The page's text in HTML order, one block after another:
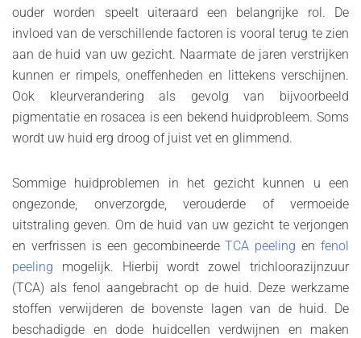
ouder worden speelt uiteraard een belangrijke rol. De
invloed van de verschillende factoren is vooral terug te zien
aan de huid van uw gezicht. Naarmate de jaren verstrijken
kunnen er rimpels, oneffenheden en littekens verschijnen.
Ook kleurverandering als gevolg van bijvoorbeeld
pigmentatie en rosacea is een bekend huidprobleem. Soms
wordt uw huid erg droog of juist vet en glimmend.
Sommige huidproblemen in het gezicht kunnen u een
ongezonde, onverzorgde, verouderde of vermoeide
uitstraling geven. Om de huid van uw gezicht te verjongen
en verfrissen is een gecombineerdeTCA peeling en fenol
peeling mogelijk. Hierbij wordt zowel trichloorazijnzuur
(TCA) als fenol aangebracht op de huid. Deze werkzame
stoffen verwijderen de bovenste lagen van de huid. De
beschadigde en dode huidcellen verdwijnen en maken